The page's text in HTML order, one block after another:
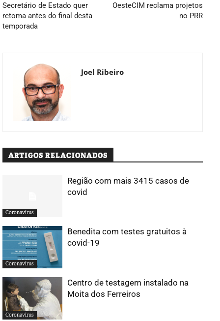
Secretário de Estado quer
retoma antes do final desta
temporada
OesteCIM reclama projetos
no PRR
Joel Ribeiro
ARTIGOS RELACIONADOS
Coronavírus
Região com mais 3415 casos de
covid
Coronavírus
Benedita com testes gratuitos à
covid-19
Coronavírus
Centro de testagem instalado na
Moita dos Ferreiros